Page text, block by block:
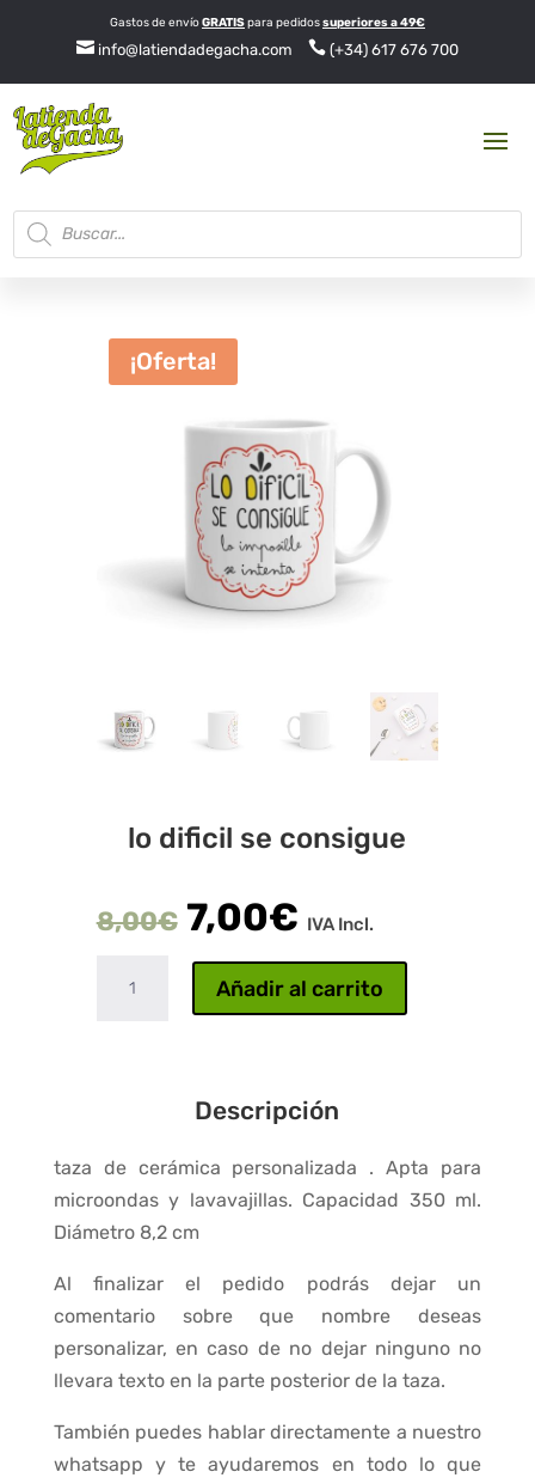
Gastos de envíoGRATISpara pedidossuperiores a 49€
info@latiendadegacha.com (+34) 617 676 700
Búsqueda
de
productos
¡Oferta!
lo dificil se consigue
8,00€ 7,00€ IVA Incl.
Añadir al carrito
Descripción
taza de cerámica personalizada . Apta para
microondas y lavavajillas. Capacidad 350 ml.
Diámetro 8,2 cm
Al finalizar el pedido podrás dejar un
comentario sobre que nombre deseas
personalizar, en caso de no dejar ninguno no
llevara texto en la parte posterior de la taza.
También puedes hablar directamente a nuestro
whatsapp y te ayudaremos en todo lo que